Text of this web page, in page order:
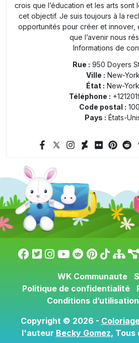
crois que l’éducation et les arts sont
cet objectif. Je suis toujours à la
opportunités pour créer et innover,
que l’avenir nous
Informations de
Rue : 950 Doyers
Ville : New-York
État : New-York
Téléphone :
Code postal :
Pays : États-
WK Communaute
Politique de confidentialité
Conditions d’utilisation
Copyright © 2026 -
l'auteur Becky Gomez, Tous